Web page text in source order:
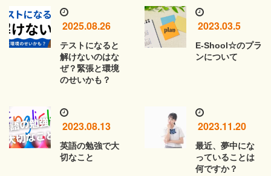
2025.08.26
テストになると
解けないのはな
ぜ？緊張と環境
のせいかも？
2023.03.5
E-Shool☆のプラ
ンについて
2023.08.13
英語の勉強で大
切なこと
2023.11.20
最近、夢中にな
っていることは
何ですか？